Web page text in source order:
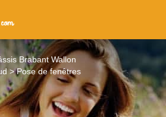
Brabant Wallon
Pose de fenêtres